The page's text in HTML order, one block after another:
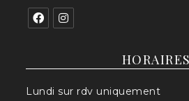
HORAIRES
Lundi sur rdv uniquement